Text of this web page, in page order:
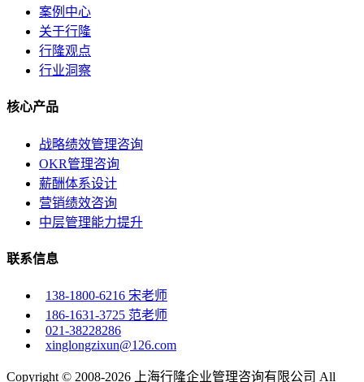
案例中心
关于行隆
行隆观点
行业洞察
核心产品
战略绩效管理咨询
OKR管理咨询
薪酬体系设计
营销绩效咨询
中层管理能力提升
联系信息
138-1800-6216 宋老师
186-1631-3725 范老师
021-38228286
xinglongzixun@126.com
Copyright © 2008-2026 上海行隆企业管理咨询有限公司 All